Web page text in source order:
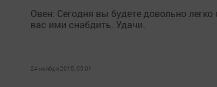
Овен: Сегодня вы будете довольно
вас ими снабдить. Удачи.
24 ноября 2015, 05:01